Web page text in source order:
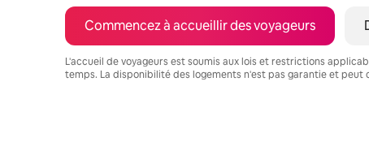
Commencez à accueillir des voyageurs
L'accueil de voyageurs est soumis aux lois et restrictions
temps. La disponibilité des logements n'est pas garantie et peut